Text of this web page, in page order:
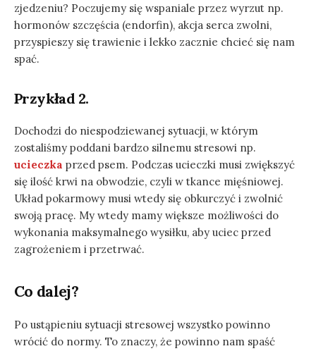
zjedzeniu? Poczujemy się wspaniale przez wyrzut np.
hormonów szczęścia (endorfin), akcja serca zwolni,
przyspieszy się trawienie i lekko zacznie chcieć się nam
spać.
Przykład 2.
Dochodzi do niespodziewanej sytuacji, w którym
zostaliśmy poddani bardzo silnemu stresowi np.
ucieczka przed psem. Podczas ucieczki musi zwiększyć
się ilość krwi na obwodzie, czyli w tkance mięśniowej.
Układ pokarmowy musi wtedy się obkurczyć i zwolnić
swoją pracę. My wtedy mamy większe możliwości do
wykonania maksymalnego wysiłku, aby uciec przed
zagrożeniem i przetrwać.
Co dalej?
Po ustąpieniu sytuacji stresowej wszystko powinno
wrócić do normy. To znaczy, że powinno nam spaść